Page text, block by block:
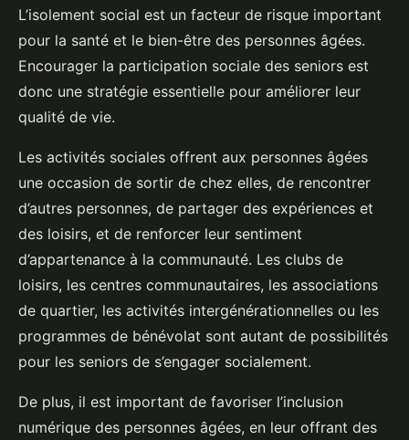
L’isolement social est un facteur de risque important
pour la santé et le bien-être des personnes âgées.
Encourager la participation sociale des seniors est
donc une stratégie essentielle pour améliorer leur
qualité de vie.
Les activités sociales offrent aux personnes âgées
une occasion de sortir de chez elles, de rencontrer
d’autres personnes, de partager des expériences et
des loisirs, et de renforcer leur sentiment
d’appartenance à la communauté. Les clubs de
loisirs, les centres communautaires, les associations
de quartier, les activités intergénérationnelles ou les
programmes de bénévolat sont autant de possibilités
pour les seniors de s’engager socialement.
De plus, il est important de favoriser l’inclusion
numérique des personnes âgées, en leur offrant des